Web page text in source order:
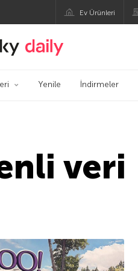
Ev Ürünleri
Kaspersky Resmi Blogu
Yenile İndirmeler
veri